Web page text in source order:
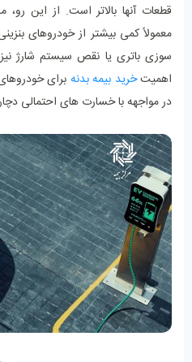
قطعات آنها بالاتر است. از این
معمولاً کمی بیشتر از خودروهای
‌سوزی باتری یا نقص سیستم شارژ
اهمیتخرید بیمه بدنه برای
در مواجهه با خسارت‌ های احتمالی